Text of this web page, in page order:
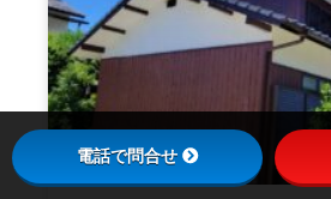
電話で問合せ